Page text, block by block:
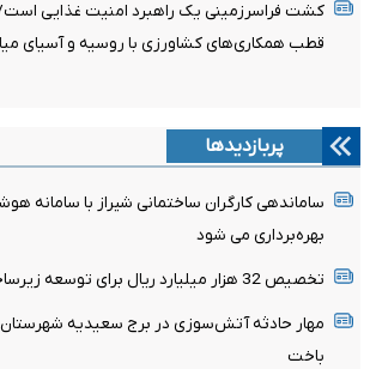
کشت فراسرزمینی یک راهبرد امنیت غذایی
قطب همکاری‌های کشاورزی با روسیه و آسیای
پربازدیدها
ساماندهی کارگران ساختمانی شیراز با سامانه
بهره‌برداری می شود
تخصیص 32 هزار میلیارد ریال برای توسعه زیرساخت‌های آبی استان
مهار حادثه آتش‌سوزی در برج سعیدیه
باخت